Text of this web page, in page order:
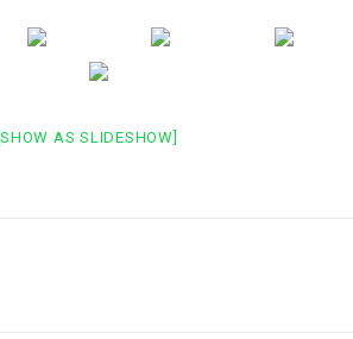
[SHOW AS SLIDESHOW]